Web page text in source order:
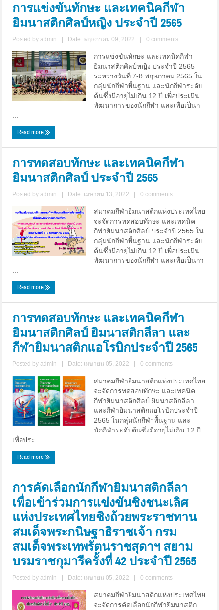
การแข่งขันทักษะ และเทคนิคกีฬา
ยิมนาสติกศิลป์หญิง ประจำปี 2565
Posted byadmin Date: พฤษภาคม 09, 2022 0 comments
การแข่งขันทักษะ และเทคนิคกีฬา
ยิมนาสติกศิลป์หญิง ประจำปี 2565
ระหว่างวันที่ 7-8 พฤษภาคม 2565 ใน
กลุ่มนักกีฬาพื้นฐาน และนักกีฬาระดับ
ต้นซึ่งมีอายุไม่เกิน 12 ปี เพื่อประเมิน
พัฒนาการของนักกีฬา และเพื่อเป็นก
Read more
การทดสอบทักษะ และเทคนิคกีฬา
ยิมนาสติกศิลป์ ประจำปี 2565
Posted byadmin Date: เมษายน 13, 2022 0 comments
สมาคมกีฬายิมนาสติกแห่งประเทศไทย
จะจัดการทดสอบทักษะ และเทคนิค
กีฬายิมนาสติกศิลป์ ประจำปี 2565 ใน
กลุ่มนักกีฬาพื้นฐาน และนักกีฬาระดับ
ต้นซึ่งมีอายุไม่เกิน 12 ปี เพื่อประเมิน
พัฒนาการของนักกีฬา และเพื่อเป็นกา
Read more
การทดสอบทักษะ และเทคนิคกีฬา
ยิมนาสติกศิลป์ ยิมนาสติกลีลา และ
กีฬายิมนาสติกแอโรบิกประจำปี 2565
Posted byadmin Date: เมษายน 05, 2022 0 comments
สมาคมกีฬายิมนาสติกแห่งประเทศไทย
จะจัดการทดสอบทักษะ และเทคนิค
กีฬายิมนาสติกศิลป์ ยิมนาสติกลีลา
และกีฬายิมนาสติกแอโรบิกประจำปี
2565 ในกลุ่มนักกีฬาพื้นฐาน และ
นักกีฬาระดับต้นซึ่งมีอายุไม่เกิน 12 ปี
เพื่อประ ...
Read more
การคัดเลือกนักกีฬายิมนาสติกลีลา
เพื่อเข้าร่วมการแข่งขันชิงชนะเลิศ
แห่งประเทศไทยชิงถ้วยพระราชทาน
สมเด็จพระกนิษฐาธิราชเจ้า กรม
สมเด็จพระเทพรัตนราชสุดาฯ สยาม
บรมราชกุมารีครั้งที่ 42 ประจำปี 2565
Posted byadmin Date: เมษายน 05, 2022 0 comments
สมาคมกีฬายิมนาสติกแห่งประเทศไทย
จะจัดการคัดเลือกนักกีฬายิมนาสติก